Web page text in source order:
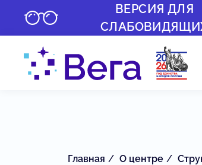
ВЕРСИЯ ДЛЯ
Главная О центре